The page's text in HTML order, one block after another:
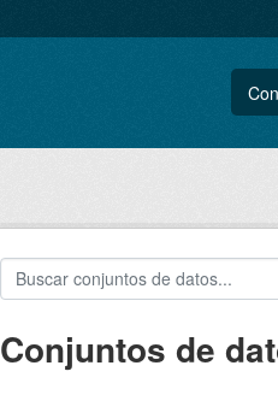
Conjuntos de